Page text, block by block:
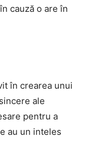
cauză o are în
în crearea unui
ale
pentru a
au un inteles